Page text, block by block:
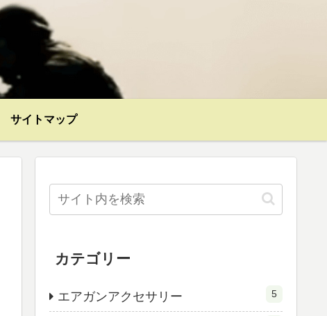
サイトマップ
カテゴリー
エアガンアクセサリー 5